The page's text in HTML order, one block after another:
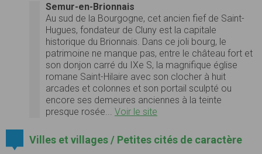
Semur-en-Brionnais
Au sud de la Bourgogne, cet ancien fief de Saint-
Hugues, fondateur de Cluny est la capitale
historique du Brionnais. Dans ce joli bourg, le
patrimoine ne manque pas, entre le château fort et
son donjon carré du IXe S, la magnifique église
romane Saint-Hilaire avec son clocher à huit
arcades et colonnes et son portail sculpté ou
encore ses demeures anciennes à la teinte
presque rosée... Voir le site
Villes et villages / Petites cités de caractère